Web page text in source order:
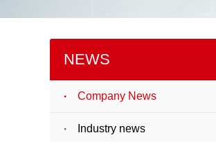
NEWS
Company News
Industry news